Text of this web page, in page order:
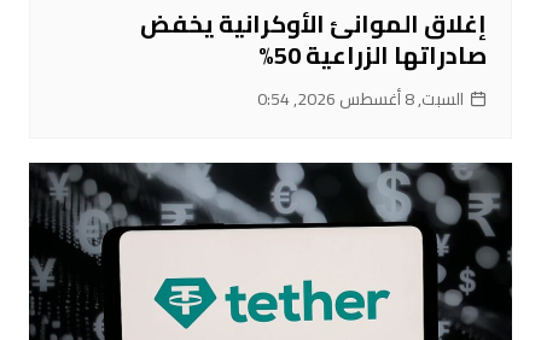
إغلاق الموانئ الأوكرانية يخفض
صادراتها الزراعية 50%
السبت, 8 أغسطس 2026, 0:54